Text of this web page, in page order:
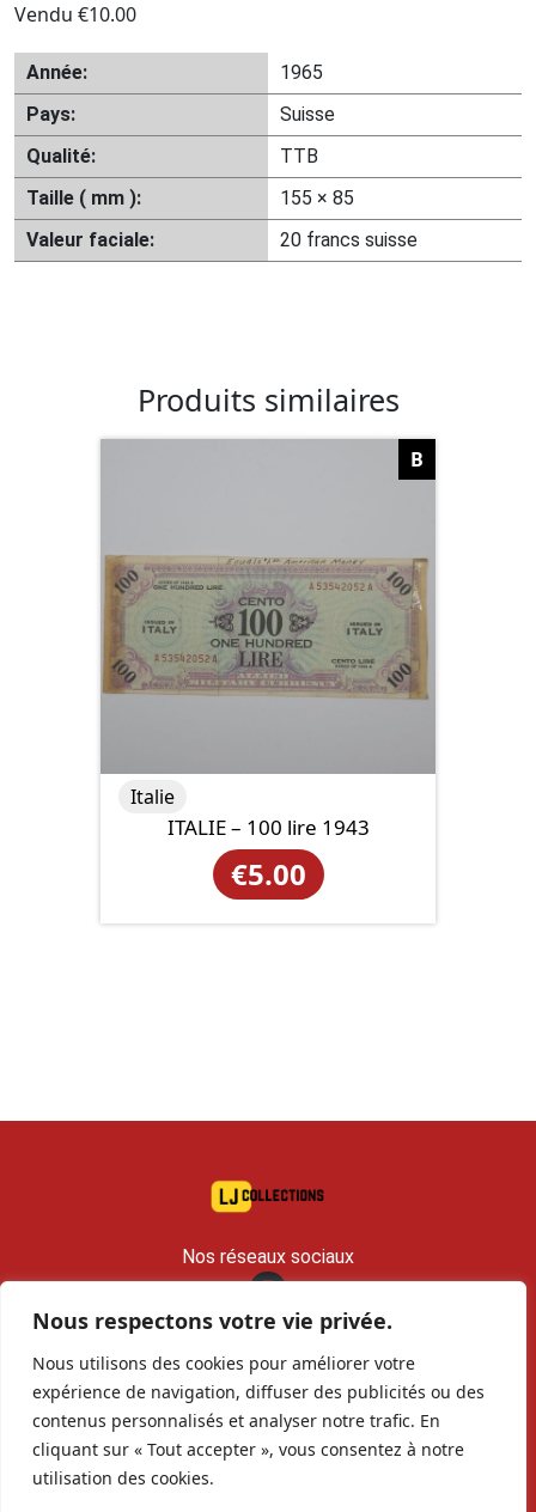
Nous respectons votre vie privée.
Nous utilisons des cookies pour améliorer votre
expérience de navigation, diffuser des publicités ou des
contenus personnalisés et analyser notre trafic. En
cliquant sur « Tout accepter », vous consentez à notre
utilisation des cookies.
Vendu €10.00
Année:
1965
Pays:
Suisse
Qualité:
TTB
Taille ( mm ):
155 × 85
Valeur faciale:
20 francs suisse
Produits similaires
B
ITALIE – 100 lire 1943
€5.00
Italie
Nos réseaux sociaux
contact@lj-collections.com
RCS 979 374 147 Romans
Vous voulez
vendre ?
Contact Archives